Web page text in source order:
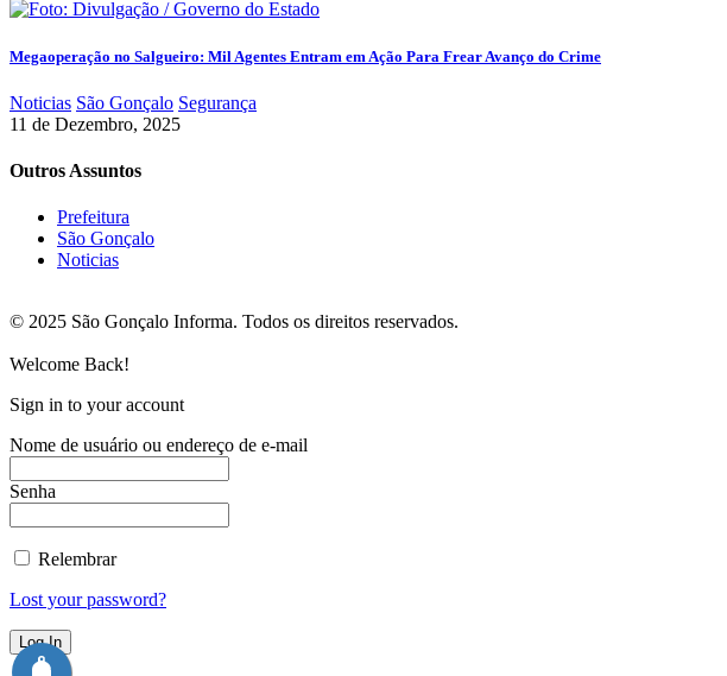
Megaoperação no Salgueiro: Mil Agentes Entram em Ação Para Frear Avanço do Crime
Noticias São Gonçalo Segurança
11 de Dezembro, 2025
Outros Assuntos
Prefeitura
São Gonçalo
Noticias
© 2025 São Gonçalo Informa. Todos os direitos reservados.
Welcome Back!
Sign in to your account
Nome de usuário ou endereço de e-mail
Senha
Relembrar
Lost your password?